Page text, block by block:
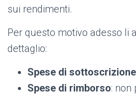
sui rendimenti.
Per questo motivo adesso li
dettaglio:
Spese di sottoscrizione
Spese di rimborso: non